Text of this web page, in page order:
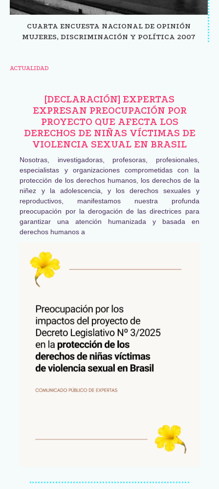
CUARTA ENCUESTA NACIONAL DE OPINIÓN
MUJERES, DISCRIMINACIÓN Y POLÍTICA 2007
ACTUALIDAD
[DECLARACIÓN] EXPERTAS
EXPRESAN PREOCUPACIÓN POR
PROYECTO QUE AFECTA LOS
DERECHOS DE NIÑAS VÍCTIMAS DE
VIOLENCIA SEXUAL EN BRASIL
Nosotras, investigadoras, profesoras, profesionales,
especialistas y organizaciones comprometidas con la
protección de los derechos humanos, los derechos de la
niñez y la adolescencia, y los derechos sexuales y
reproductivos, manifestamos nuestra profunda
preocupación por la derogación de las directrices para
garantizar una atención humanizada y basada en
derechos humanos a